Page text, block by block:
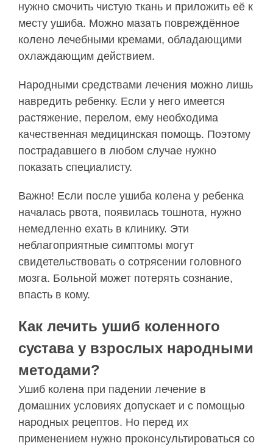
нужно смочить чистую ткань и приложить её к
месту ушиба. Можно мазать повреждённое
колено лечебными кремами, обладающими
охлаждающим действием.
Народными средствами лечения можно лишь
навредить ребенку. Если у него имеется
растяжение, перелом, ему необходима
качественная медицинская помощь. Поэтому
пострадавшего в любом случае нужно
показать специалисту.
Важно! Если после ушиба колена у ребенка
началась рвота, появилась тошнота, нужно
немедленно ехать в клинику. Эти
неблагоприятные симптомы могут
свидетельствовать о сотрясении головного
мозга. Больной может потерять сознание,
впасть в кому.
Как лечить ушиб коленного
сустава у взрослых народными
методами?
Ушиб колена при падении лечение в
домашних условиях допускает и с помощью
народных рецептов. Но перед их
применением нужно проконсультироваться со